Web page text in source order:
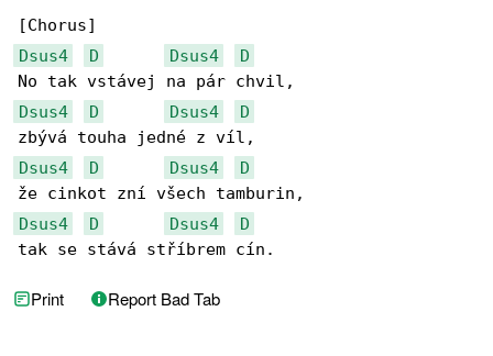
Dsus4
D Dsus4
D
Dsus4
D Dsus4
D
Dsus4
D Dsus4
D
Dsus4
D Dsus4
D
tak se stává stříbrem cín.
Print Report Bad Tab